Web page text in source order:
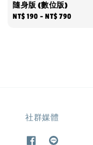
隨身版 (數位版)
Regular
NT$ 190 -NT$ 790
社群媒體